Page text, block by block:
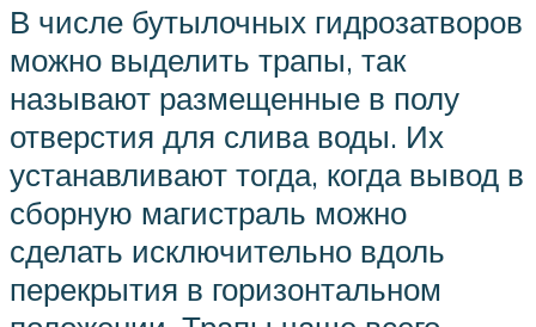
В числе бутылочных гидрозатворов
можно выделить трапы, так
называют размещенные в полу
отверстия для слива воды. Их
устанавливают тогда, когда вывод в
сборную магистраль можно
сделать исключительно вдоль
перекрытия в горизонтальном